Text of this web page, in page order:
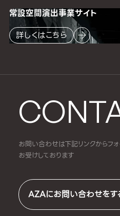
お問い合わせは下記リンクからフ
お受けしております
AZAにお問い合わせをす
常設空間演出事業サイト
詳しくはこちら